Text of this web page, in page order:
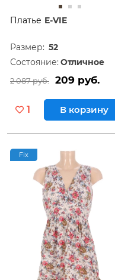
Платье E-VIE
Размер: 52
Состояние: Отличное
2 087 руб. 209 руб.
1 В корзину
Fix